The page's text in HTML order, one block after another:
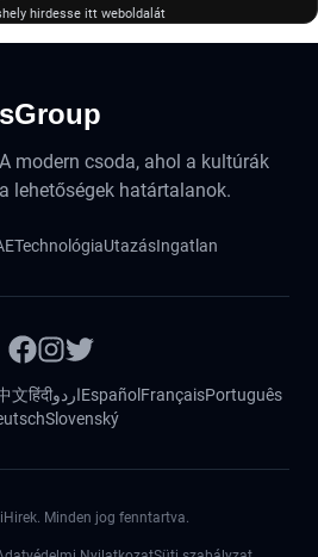
hirdesse itt weboldalát
modern csoda, ahol a kultúrák
lehetőségek határtalanok.
TechnológiaUtazásIngatlan
文हिंदीاردوEspañol FrançaisPortuguês
Slovenský
Minden jog fenntartva.